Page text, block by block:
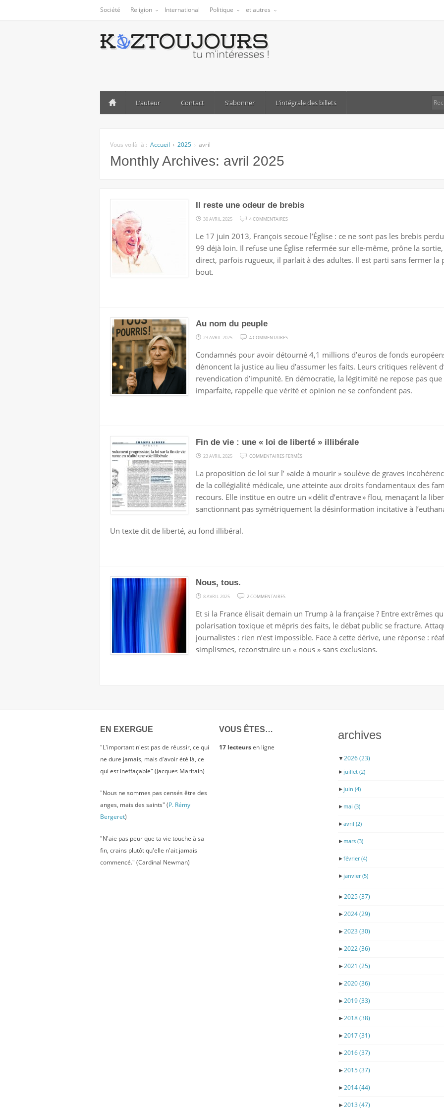
Société Religion International Politique et autres
L’auteur Contact S’abonner L’intégrale des billets
Vous voilà là : Accueil 2025 avril
Monthly Archives: avril 2025
Il reste une odeur de brebis
30 AVRIL 2025 4 COMMENTAIRES
RESTE
UNE
ODEUR
Le 17 juin 2013, François secoue l’Église : ce ne sont pas les brebis
99 déjà loin. Il refuse une Église refermée sur elle-même, prône la sortie,
direct, parfois rugueux, il parlait à des adultes. Il est parti sans fermer la
bout.
Au nom du peuple
23 AVRIL 2025 4 COMMENTAIRES
NOM
DU
PEUPLE
Condamnés pour avoir détourné 4,1 millions d’euros de fonds
dénoncent la justice au lieu d’assumer les faits. Leurs critiques relèvent
revendication d’impunité. En démocratie, la légitimité ne repose pas
imparfaite, rappelle que vérité et opinion ne se confondent pas.
Fin de vie : une « loi de liberté » illibérale
23 AVRIL 2025 COMMENTAIRES FERMÉS
DE
VIE
:
UNE
La proposition de loi sur l’ »aide à mourir » soulève de graves
de la collégialité médicale, une atteinte aux droits fondamentaux des
recours. Elle institue en outre un « délit d’entrave » flou, menaçant la
sanctionnant pas symétriquement la désinformation incitative à
Un texte dit de liberté, au fond illibéral.
Nous, tous.
8 AVRIL 2025 2 COMMENTAIRES
TOUS.
Et si la France élisait demain un Trump à la française ? Entre extrêmes
polarisation toxique et mépris des faits, le débat public se fracture.
journalistes : rien n’est impossible. Face à cette dérive, une réponse :
simplismes, reconstruire un « nous » sans exclusions.
EN EXERGUE
"L'important n'est pas de réussir, ce qui
ne dure jamais, mais d'avoir été là, ce
qui est ineffaçable" (Jacques Maritain)
"Nous ne sommes pas censés être des
anges, mais des saints" (P. Rémy
Bergeret)
"N'aie pas peur que ta vie touche à sa
fin, crains plutôt qu'elle n'ait jamais
commencé." (Cardinal Newman)
VOUS ÊTES…
17 lecteursen ligne
archives
▼2026(23)
► juillet (2)
► juin (4)
► mai (3)
►avril (2)
► mars (3)
►février(4)
► janvier(5)
►2025(37)
►2024(29)
►2023 (30)
►2022(36)
►2021 (25)
►2020(36)
►2019(33)
►2018(38)
►2017(31)
►2016(37)
►2015(37)
►2014(44)
►2013 (47)